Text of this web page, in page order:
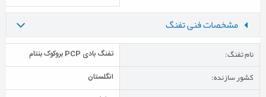
مشخصات فنی تفنگ
نام تفنگ: تفنگ بادی PCP بروکوک بنتام
کشور سازنده: انگلستان